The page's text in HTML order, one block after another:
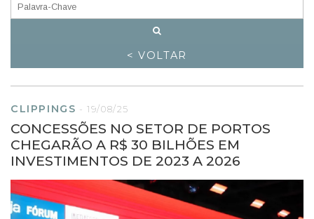
< VOLTAR
CLIPPINGS -19/08/25
CONCESSÕES NO SETOR DE PORTOS
CHEGARÃO A R$ 30 BILHÕES EM
INVESTIMENTOS DE 2023 A 2026